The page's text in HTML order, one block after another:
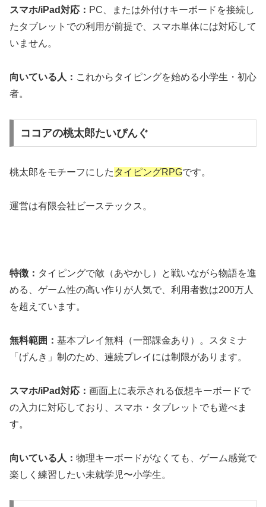
スマホ/iPad対応： PC、または外付けキーボードを接続し
たタブレットでの利用が前提で、スマホ単体には対応して
いません。
向いている人： これからタイピングを始める小学生・初心
者。
ココアの桃太郎たいぴんぐ
桃太郎をモチーフにした タイピングRPGです。
運営は有限会社ビーステックス。
特徴： タイピングで敵（あやかし）と戦いながら物語を進
める、ゲーム性の高い作りが人気で、利用者数は200万人
を超えています。
無料範囲： 基本プレイ無料（一部課金あり）。スタミナ
「げんき」制のため、連続プレイには制限があります。
スマホ/iPad対応： 画面上に表示される仮想キーボードで
の入力に対応しており、スマホ・タブレットでも遊べま
す。
向いている人： 物理キーボードがなくても、ゲーム感覚で
楽しく練習したい未就学児〜小学生。